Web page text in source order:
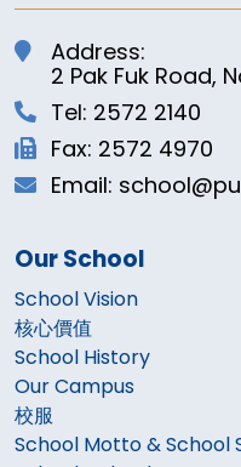
Address:
2 Pak Fuk Road,
Tel: 2572 2140
Fax: 2572 4970
Email:
Our School
School Vision
核心價值
School History
Our Campus
校服
School Motto & School